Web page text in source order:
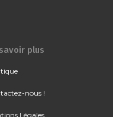
plus
nous !
Légales